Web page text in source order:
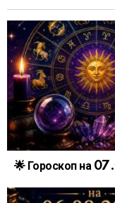
🌟 Гороскоп на